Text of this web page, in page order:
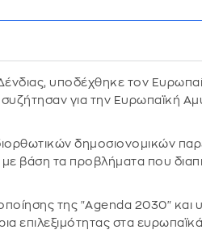
υποδέχθηκε τον
για την Ευρωπαϊκή
δημοσιονομικών
βάση τα προβλήματα που
της "Agenda 2030" και
επιλεξιμότητας στα